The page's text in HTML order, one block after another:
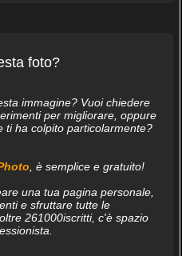
foto?
immagine? Vuoi chiedere
per migliorare, oppure
ti ha colpito particolarmente?
, è semplice e gratuito!
una tua pagina personale,
e sfruttare tutte le
261000iscritti, c'è spazio